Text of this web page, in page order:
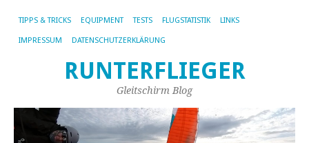
TIPPS & TRICKS EQUIPMENT TESTS FLUGSTATISTIK LINKS
IMPRESSUM DATENSCHUTZERKLÄRUNG
RUNTERFLIEGER
Gleitschirm Blog